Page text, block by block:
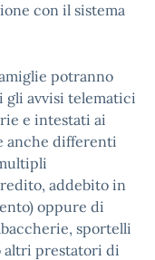
con il sistema
potranno
avvisi telematici
e intestati ai
anche differenti
addebito in
oppure di
sportelli
altri prestatori di